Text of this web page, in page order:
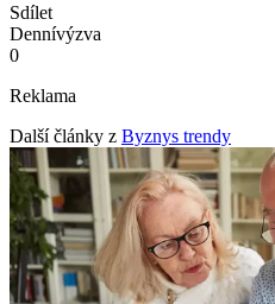
Sdílet
Dennívýzva
0
Reklama
Další články z Byznys trendy